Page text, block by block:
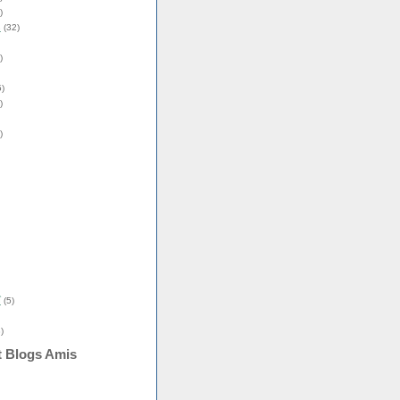
(32)
(5)
Blogs Amis